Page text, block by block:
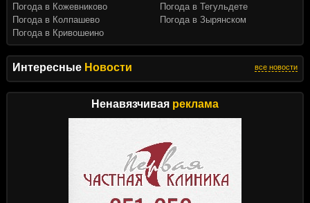
Интересные Новости все новости
Ненавязчивая реклама
Погода в Кожевниково
Погода в Колпашево
Погода в Кривошеино
Погода в Тегульдете
Погода в Зырянском